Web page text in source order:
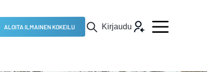
ALOITA ILMAINEN KOKEILU Kirjaudu